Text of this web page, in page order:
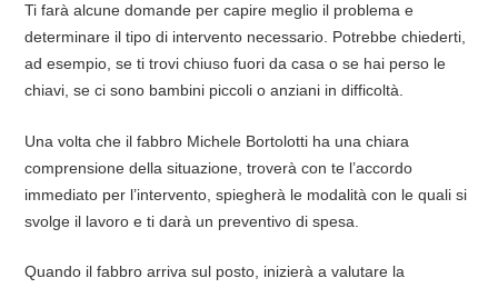
Ti farà alcune domande per capire meglio il problema e
determinare il tipo di intervento necessario. Potrebbe chiederti,
ad esempio, se ti trovi chiuso fuori da casa o se hai perso le
chiavi, se ci sono bambini piccoli o anziani in difficoltà.
Una volta che il fabbro Michele Bortolotti ha una chiara
comprensione della situazione, troverà con te l’accordo
immediato per l’intervento, spiegherà le modalità con le quali si
svolge il lavoro e ti darà un preventivo di spesa.
Quando il fabbro arriva sul posto, inizierà a valutare la